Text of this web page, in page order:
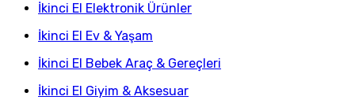
İkinci El Elektronik Ürünler
İkinci El Ev & Yaşam
İkinci El Bebek Araç & Gereçleri
İkinci El Giyim & Aksesuar